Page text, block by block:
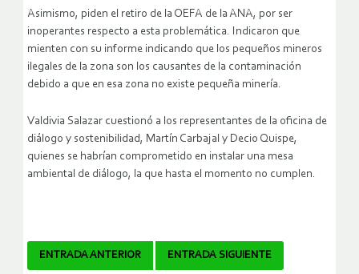
Asimismo, piden el retiro de la OEFA de la ANA, por ser
inoperantes respecto a esta problemática. Indicaron que
mienten con su informe indicando que los pequeños mineros
ilegales de la zona son los causantes de la contaminación
debido a que en esa zona no existe pequeña minería.
Valdivia Salazar cuestionó a los representantes de la oficina de
diálogo y sostenibilidad, Martín Carbajal y Decio Quispe,
quienes se habrían comprometido en instalar una mesa
ambiental de diálogo, la que hasta el momento no cumplen.
Navegador
ENTRADA ANTERIOR ENTRADA SIGUIENTE